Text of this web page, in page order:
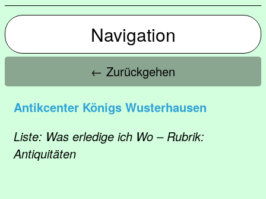
Navigation
← Zurückgehen
Antikcenter Königs Wusterhausen
Liste: Was erledige ich Wo – Rubrik:
Antiquitäten